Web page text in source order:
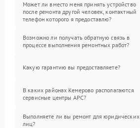
Может ли вместо меня принять устройство
после ремонта другой человек, контактный
телефон которого я предоставлю?
Возможно ли получать обратную связь в
процессе выполнения ремонтных работ?
Какую гарантию вы предоставляете?
В каких районах Кемерово располагаются
сервисные центры APC?
Выполняете ли вы ремонт для юридических
лиц?